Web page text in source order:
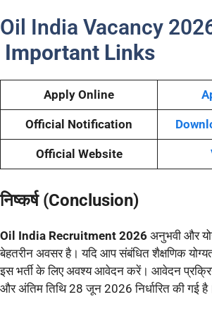
Oil India Vacancy
Important Links
Apply Online
Official Notification
Official Website
निष्कर्ष (Conclusion)
Oil India Recruitment 2026 अनुभवी और
बेहतरीन अवसर है। यदि आप संबंधित शैक्षणिक
इस भर्ती के लिए अवश्य आवेदन करें। आवेदन
और अंतिम तिथि 28 जून 2026 निर्धारित की गई